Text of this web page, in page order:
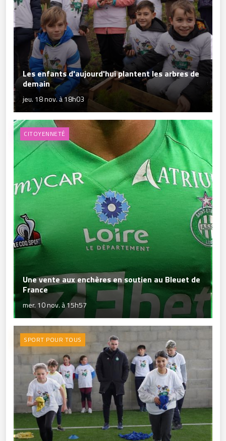
Les enfants d'aujourd'hui plantent les arbres de
demain
jeu. 18 nov. à 18h03
CITOYENNETÉ
Une vente aux enchères en soutien au Bleuet de
France
mer. 10 nov. à 15h57
SPORT POUR TOUS